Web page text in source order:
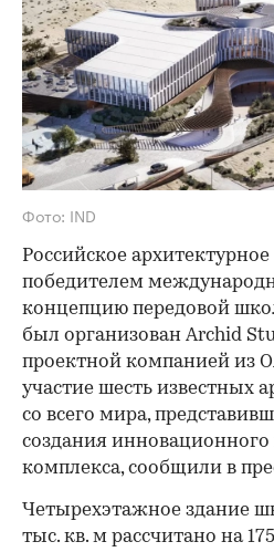
Фото: IND
Российское
победителем
концепцию передовой
был организован Archid
проектной компанией из
участие шесть известных
со всего мира,
создания
комплекса, сообщили в
Четырехэтажное здание
тыс. кв. м рассчитано на